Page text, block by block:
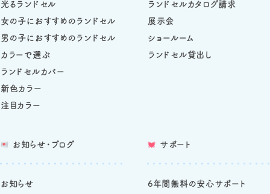
光るランドセル
女の子におすすめのランドセル
男の子におすすめのランドセル
カラーで選ぶ
ランドセルカバー
新色カラー
注目カラー
ランドセルカタログ請求
展示会
ショールーム
ランドセル貸出し
お知らせ・ブログ
お知らせ
サポート
6年間無料の安心サポート